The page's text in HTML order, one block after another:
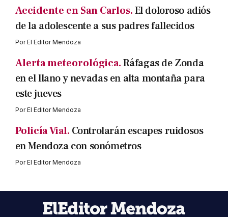
Accidente en San Carlos.El doloroso adiós
de la adolescente a sus padres fallecidos
PorEl Editor Mendoza
Alerta meteorológica.Ráfagas de Zonda
en el llano y nevadas en alta montaña para
este jueves
PorEl Editor Mendoza
Policía Vial. Controlarán escapes ruidosos
en Mendoza con sonómetros
PorEl Editor Mendoza